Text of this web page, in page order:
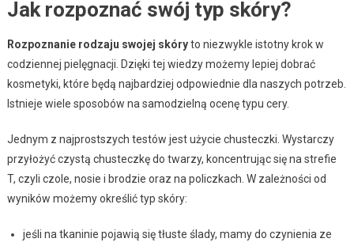
Jak rozpoznać swój typ skóry?
Rozpoznanie rodzaju swojej skóryto niezwykle istotny krok w
codziennej pielęgnacji. Dzięki tej wiedzy możemy lepiej dobrać
kosmetyki, które będą najbardziej odpowiednie dla naszych potrzeb.
Istnieje wiele sposobów na samodzielną ocenę typu cery.
Jednym z najprostszych testów jest użycie chusteczki. Wystarczy
przyłożyć czystą chusteczkę do twarzy, koncentrując się na strefie
T, czyli czole, nosie i brodzie oraz na policzkach. W zależności od
wyników możemy określić typ skóry:
jeśli na tkaninie pojawią się tłuste ślady, mamy do czynienia ze